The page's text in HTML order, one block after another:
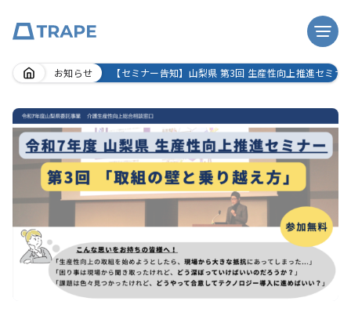
Skip
content
お知らせ 【セミナー告知】山梨県 第3回 生産性向上推進セミ